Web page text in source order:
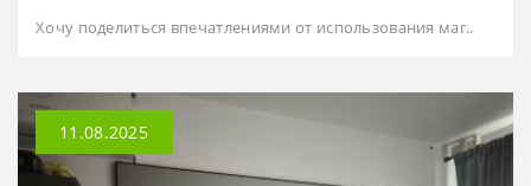
Хочу поделиться впечатлениями от использования маг..
11.08.2025